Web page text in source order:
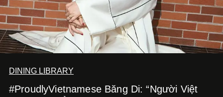
DINING LIBRARY
#ProudlyVietnamese Băng Di: “Người Việt